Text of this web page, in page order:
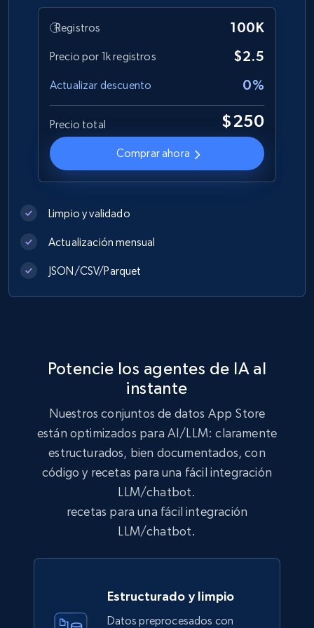
eCommerce
Best Buy products
URL, Product id, Title, Images, Final price,
Currency, Discount, Initial price, and more.
eCommerce
Model number, Gtin ean pn, Product name, and
more.
eCommerce
991+ 162+ Buy Now
Lazada - Products
price, Currency, Stock, and more.
Registros 100K
Precio por 1k registros $2.5
Actualizar descuento 0%
Precio total $250
Comprar ahora
Limpio y validado
Actualización mensual
JSON/CSV/Parquet
Potencie los agentes de IA al
instante
Nuestros conjuntos de datos App Store
están optimizados para AI/LLM: claramente
estructurados, bien documentados, con
código y recetas para una fácil integración
LLM/chatbot.
recetas para una fácil integración
LLM/chatbot.
Estructurado y limpio
Datos preprocesados con